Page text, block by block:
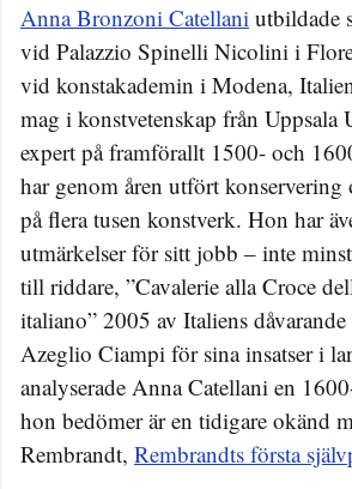
Anna Bronzoni Catellani utbildade
vid Palazzio Spinelli Nicolini i
vid konstakademin i Modena,
mag i konstvetenskap från Uppsala
expert på framförallt 1500- och
har genom åren utfört konservering
på flera tusen konstverk. Hon har
utmärkelser för sitt jobb – inte
till riddare, ”Cavalerie alla Croce
italiano” 2005 av Italiens
Azeglio Ciampi för sina insatser i
analyserade Anna Catellani en
hon bedömer är en tidigare okänd
Rembrandt, Rembrandts första